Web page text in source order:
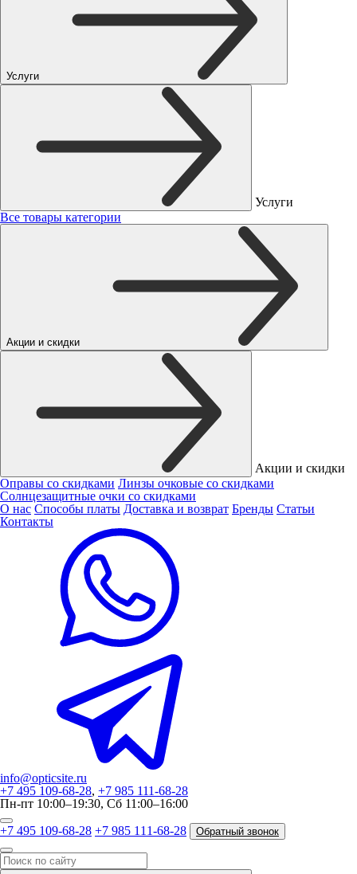
Услуги
Услуги
Все товары категории
Акции и скидки
Акции и скидки
Оправы со скидками Линзы очковые со скидками
Солнцезащитные очки со скидками
О нас Способы платы Доставка и возврат Бренды Статьи
Контакты
info@opticsite.ru
+7 495 109-68-28, +7 985 111-68-28
Пн-пт 10:00–19:30, Сб 11:00–16:00
+7 495 109-68-28 +7 985 111-68-28 Обратный звонок